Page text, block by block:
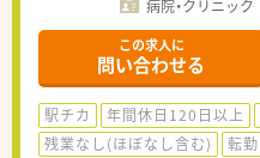
病院・クリニック
この求人に
問い合わせる
駅チカ 年間休日120日以上
残業なし(ほぼなし含む)
転